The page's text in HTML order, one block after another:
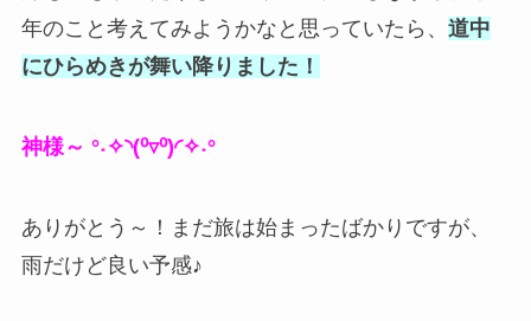
年のこと考えてみようかなと思っていたら、 道中
にひらめきが舞い降りました！
神様～ °˖✧◝(⁰▿⁰)◜✧˖°
ありがとう～！まだ旅は始まったばかりですが、
雨だけど良い予感♪